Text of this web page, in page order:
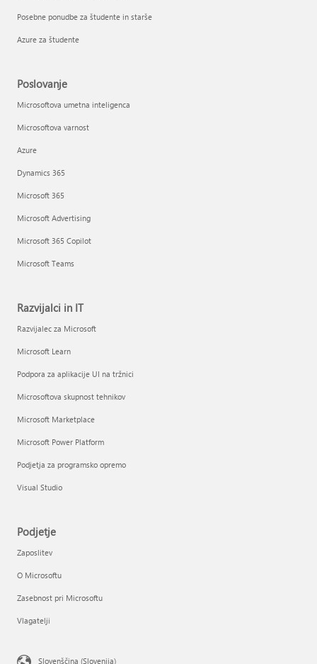
Posebne ponudbe za študente in starše
Azure za študente
Poslovanje
Microsoftova umetna inteligenca
Microsoftova varnost
Azure
Dynamics 365
Microsoft 365
Microsoft Advertising
Microsoft 365 Copilot
Microsoft Teams
Razvijalci in IT
Razvijalec za Microsoft
Microsoft Learn
Podpora za aplikacije UI na tržnici
Microsoftova skupnost tehnikov
Microsoft Marketplace
Microsoft Power Platform
Podjetja za programsko opremo
Visual Studio
Podjetje
Zaposlitev
O Microsoftu
Zasebnost pri Microsoftu
Vlagatelji
Slovenščina (Slovenija)